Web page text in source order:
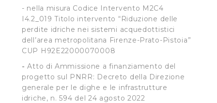
- nella misura Codice Intervento M2C4
I4.2_019 Titolo intervento “Riduzione delle
perdite idriche nei sistemi acquedottistici
dell’area metropolitana Firenze-Prato-Pistoia”
CUP H92E22000070008
-Atto di Ammissione a finanziamento del
progetto sul PNRR: Decreto della Direzione
generale per le dighe e le infrastrutture
idriche, n. 594 del 24 agosto 2022